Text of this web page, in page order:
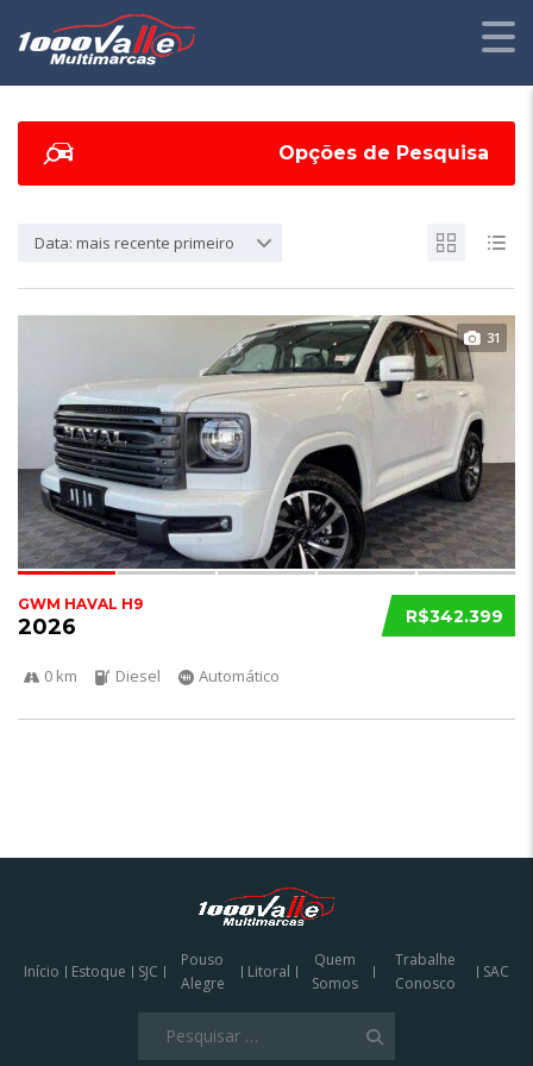
Opções de Pesquisa
Data: mais recente primeiro
31
R$342.399
GWM HAVAL H9
2026
0 km Diesel Automático
Início Estoque SJC
Pouso
Alegre
Litoral
Quem
Somos
Trabalhe
Conosco
SAC